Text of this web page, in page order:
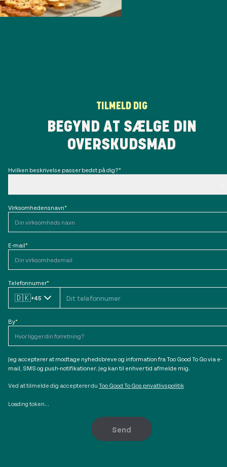
TILMELD DIG
BEGYND AT SÆLGE DIN
OVERSKUDSMAD
Hvilken beskrivelse passer bedst på dig?*
Virksomhedensnavn*
E-mail*
Telefonnumer*
🇩🇰+45
By*
Jeg accepterer at modtage nyhedsbreve og information fra Too Good To Go via e-
mail, SMS og push-notifikationer. Jeg kan til enhver tid afmelde mig.
Ved at tilmelde dig accepterer du Too Good To Gos privatlivspolitik
Loading token...
Send